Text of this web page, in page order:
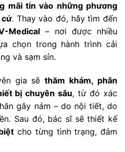
mãi tin vào những phương
cứ. Thay vào đó, hãy tìm đến
Medical – nơi được nhiều
chọn trong hành trình cải
và sạm sỉn.
gia sẽthăm khám, phân
bị chuyên sâu, từ đó xác
gây nám – do nội tiết, do
Sau đó, bác sĩ sẽ thiết kế
cho từng tình trạng, đảm